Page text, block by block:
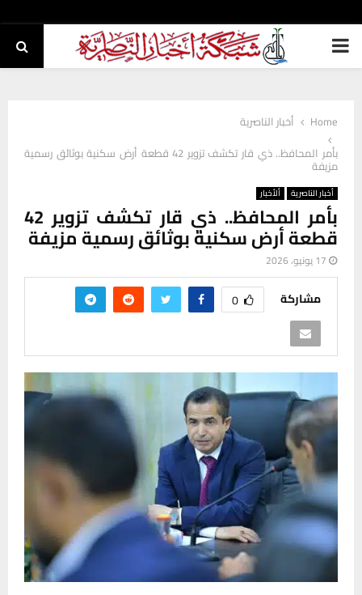
PRIMARY
Home
أخبار الناصرية
بأمر المحافظ.. ذي قار تكشف تزوير 42 قطعة أرض سكنية بوثائق رسمية
مزيفة
أخبار الناصرية ألأخبار
بأمر المحافظ.. ذي قار تكشف تزوير 42
قطعة أرض سكنية بوثائق رسمية مزيفة
17 يونيو، 2026
مشاركة 0